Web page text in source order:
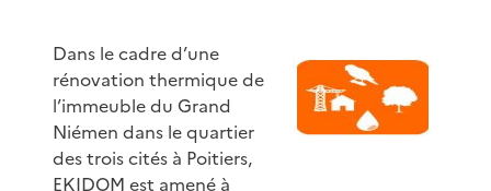
Dans le cadre d’une
rénovation thermique de
l’immeuble du Grand
Niémen dans le quartier
des trois cités à Poitiers,
EKIDOM est amené à